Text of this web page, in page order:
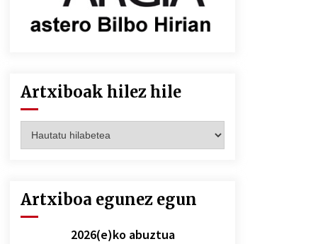
Artxiboak hilez hile
hilez
Artxiboa egunez egun
2026(e)ko abuztua